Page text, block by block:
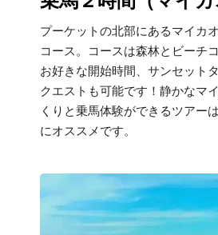
プーケットの北部にあるマイカ
コース。コースは森林とビーチ
お好きな開始時間、サンセット
クエストも可能です！静かなマ
くりと乗馬体験ができるツアー
にオススメです。